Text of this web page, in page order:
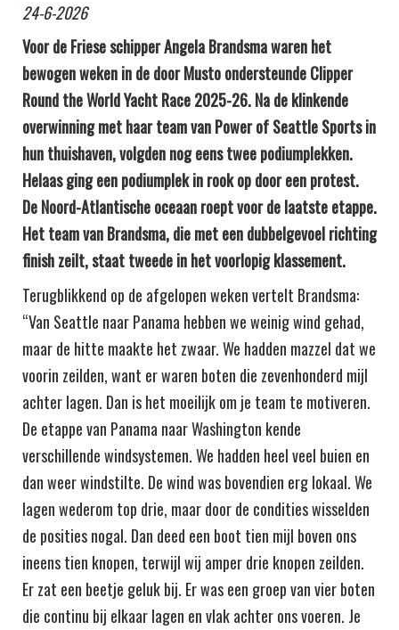
24-6-2026
Voor de Friese schipper Angela Brandsma waren het
bewogen weken in de door Musto ondersteunde Clipper
Round the World Yacht Race 2025-26. Na de klinkende
overwinning met haar team van Power of Seattle Sports in
hun thuishaven, volgden nog eens twee podiumplekken.
Helaas ging een podiumplek in rook op door een protest.
De Noord-Atlantische oceaan roept voor de laatste etappe.
Het team van Brandsma, die met een dubbelgevoel richting
finish zeilt, staat tweede in het voorlopig klassement.
Terugblikkend op de afgelopen weken vertelt Brandsma:
“Van Seattle naar Panama hebben we weinig wind gehad,
maar de hitte maakte het zwaar. We hadden mazzel dat we
voorin zeilden, want er waren boten die zevenhonderd mijl
achter lagen. Dan is het moeilijk om je team te motiveren.
De etappe van Panama naar Washington kende
verschillende windsystemen. We hadden heel veel buien en
dan weer windstilte. De wind was bovendien erg lokaal. We
lagen wederom top drie, maar door de condities wisselden
de posities nogal. Dan deed een boot tien mijl boven ons
ineens tien knopen, terwijl wij amper drie knopen zeilden.
Er zat een beetje geluk bij. Er was een groep van vier boten
die continu bij elkaar lagen en vlak achter ons voeren. Je